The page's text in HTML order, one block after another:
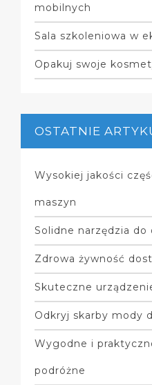
mobilnych
Sala szkoleniowa w
Opakuj swoje
OSTATNIE
Wysokiej jakości
maszyn
Solidne narzędzia
Zdrowa żywność
Skuteczne
Odkryj skarby mody
Wygodne i
podróżne